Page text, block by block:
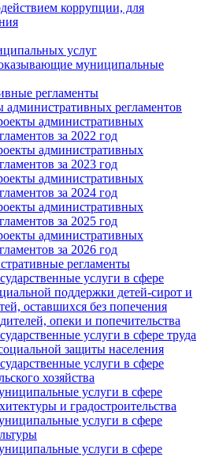
коррупции, для
услуг
муниципальные
регламенты
административных регламентов
административных
за 2022 год
административных
за 2023 год
административных
за 2024 год
административных
за 2025 год
административных
за 2026 год
регламенты
услуги в сфере
поддержки детей-сирот и
оставшихся без попечения
опеки и попечительства
услуги в сфере труда
защиты населения
услуги в сфере
хозяйства
услуги в сфере
и градостроительства
услуги в сфере
услуги в сфере